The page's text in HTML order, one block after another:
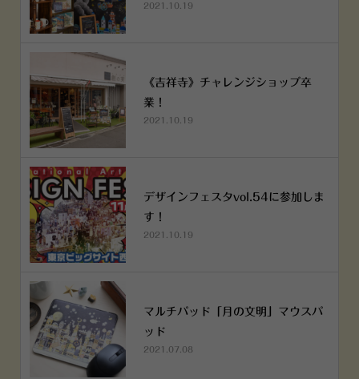
2021.10.19
《吉祥寺》チャレンジショップ卒
業！
2021.10.19
デザインフェスタvol.54に参加しま
す！
2021.10.19
マルチパッド「月の文明」マウスパ
ッド
2021.07.08